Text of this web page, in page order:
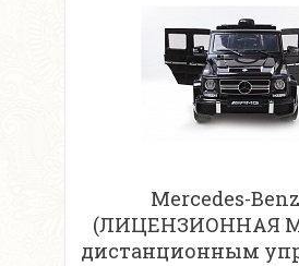
Mercedes-
(ЛИЦЕНЗИОННАЯ
дистанционным